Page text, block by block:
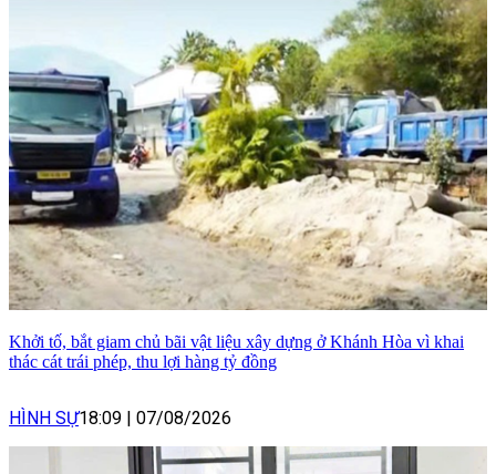
Khởi tố, bắt giam chủ bãi vật liệu xây dựng ở Khánh Hòa vì khai
thác cát trái phép, thu lợi hàng tỷ đồng
HÌNH SỰ18:09 | 07/08/2026